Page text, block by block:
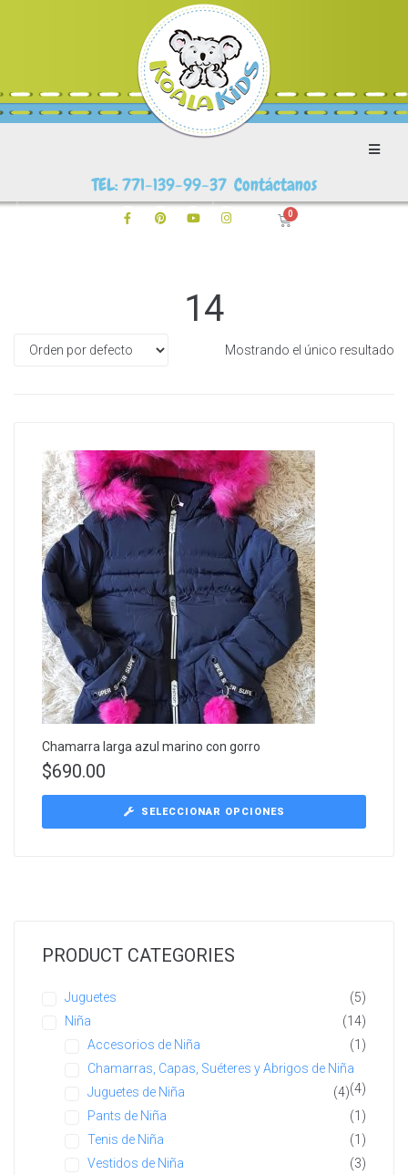
TEL: 771-139-99-37 Contáctanos
14
Mostrando el único resultado
Chamarra larga azul marino con gorro
$690.00
SELECCIONAR OPCIONES
PRODUCT CATEGORIES
Juguetes
(5)
Niña
(14)
Accesorios de Niña
(1)
Chamarras, Capas, Suéteres y Abrigos de Niña
(4)
Juguetes de Niña
(4)
Pants de Niña
(1)
Tenis de Niña
(1)
Vestidos de Niña
(3)